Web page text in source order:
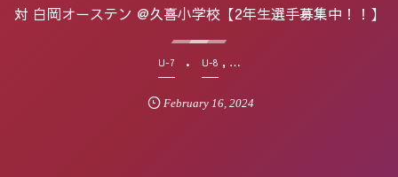
対 白岡オーステン @久喜小学校【2年生選手募集中！！】
U-7 U-8 , …
February 16, 2024